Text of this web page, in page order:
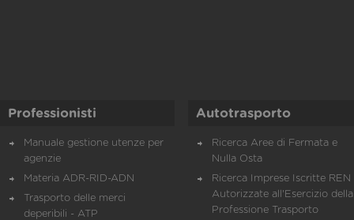
Professionisti
Manuale gestione utenze per
agenzie
Materia ADR-RID-ADN
Trasporto delle merci
deperibili - ATP
Autotrasporto
Ricerca Aree di Fermata e
Nulla Osta
Ricerca Imprese Iscritte REN
Autorizzate all'Esercizio della
Professione Trasporto